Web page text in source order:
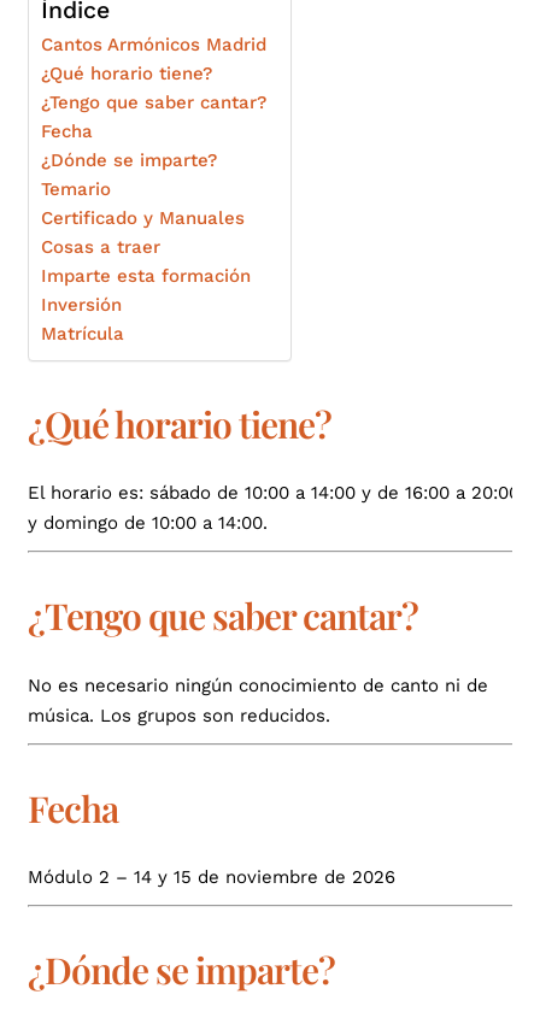
Índice
Cantos Armónicos Madrid
¿Qué horario tiene?
¿Tengo que saber cantar?
Fecha
¿Dónde se imparte?
Temario
Certificado y Manuales
Cosas a traer
Imparte esta formación
Inversión
Matrícula
¿Qué horario tiene?
El horario es: sábado de 10:00 a 14:00 y de 16:00 a 20:00
y domingo de 10:00 a 14:00.
¿Tengo que saber cantar?
No es necesario ningún conocimiento de canto ni de
música. Los grupos son reducidos.
Fecha
Módulo 2 – 14 y 15 de noviembre de 2026
¿Dónde se imparte?